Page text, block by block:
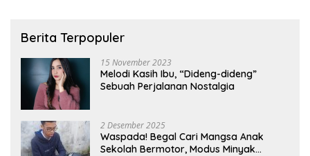
Berita Terpopuler
15 November 2023
Melodi Kasih Ibu, “Dideng-dideng”
Sebuah Perjalanan Nostalgia
2 Desember 2025
Waspada! Begal Cari Mangsa Anak
Sekolah Bermotor, Modus Minyak